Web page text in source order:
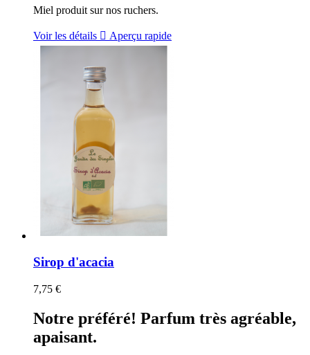
Miel produit sur nos ruchers.
Voir les détails  Aperçu rapide
Sirop d'acacia
7,75 €
Notre préféré! Parfum très agréable,
apaisant.